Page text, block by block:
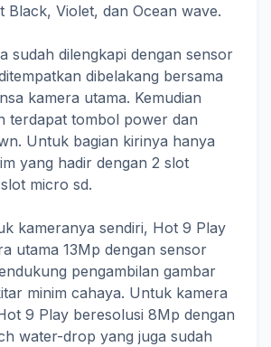
Black, Violet, dan Ocean wave.
sudah dilengkapi dengan sensor
dibelakang bersama
kamera utama. Kemudian
terdapat tombol power dan
Untuk bagian kirinya hanya
yang hadir dengan 2 slot
micro sd.
kameranya sendiri, Hot 9 Play
utama 13Mp dengan sensor
pengambilan gambar
minim cahaya. Untuk kamera
9 Play beresolusi 8Mp dengan
water-drop yang juga sudah